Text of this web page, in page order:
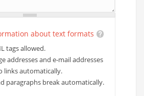
about text formats
tags allowed.
addresses and e-mail addresses
links automatically.
paragraphs break automatically.